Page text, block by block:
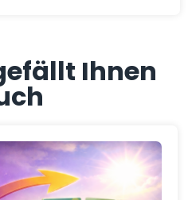
Ihnen